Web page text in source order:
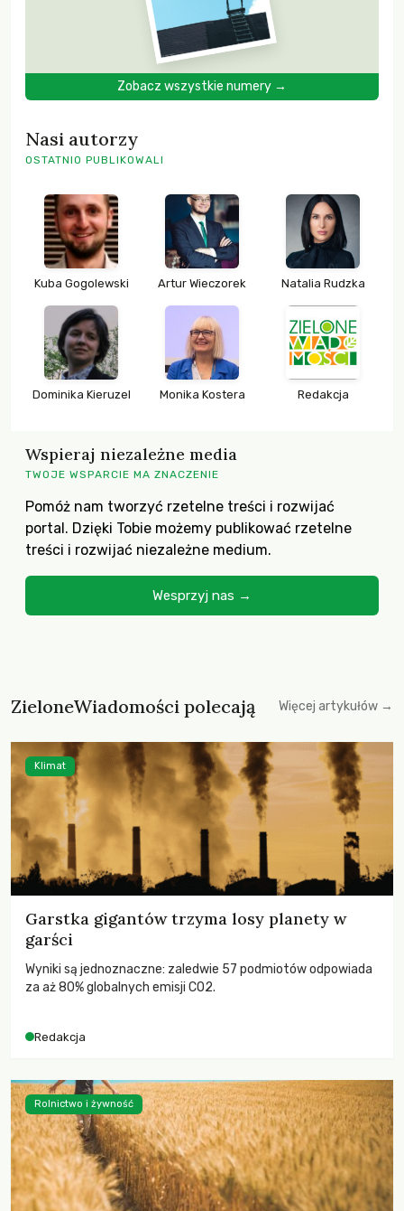
Zobacz wszystkie numery →
Nasi autorzy
OSTATNIO PUBLIKOWALI
Kuba Gogolewski Artur Wieczorek Natalia Rudzka
Dominika Kieruzel Monika Kostera Redakcja
Wspieraj niezależne media
TWOJE WSPARCIE MA ZNACZENIE
Pomóż nam tworzyć rzetelne treści i rozwijać
portal. Dzięki Tobie możemy publikować rzetelne
treści i rozwijać niezależne medium.
Wesprzyj nas →
ZieloneWiadomości polecają Więcej artykułów →
Garstka gigantów trzyma losy planety w
garści
Wyniki są jednoznaczne: zaledwie 57 podmiotów odpowiada
za aż 80% globalnych emisji CO2.
Redakcja
Klimat
Rolnictwo i żywność